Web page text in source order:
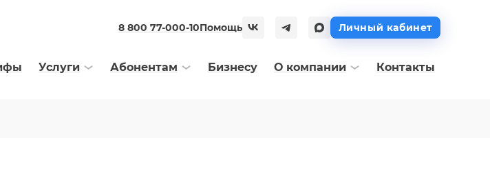
8 800 77-000-10Помощь Личный кабинет
Услуги Абонентам Бизнесу О компании Контакты